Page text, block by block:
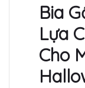
Bia
Lựa
Cho